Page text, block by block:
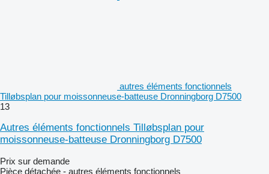
autres éléments fonctionnels
Tilløbsplan pour moissonneuse-batteuse Dronningborg D7500
13
Autres éléments fonctionnels Tilløbsplan pour
moissonneuse-batteuse Dronningborg D7500
Prix sur demande
Pièce détachée - autres éléments fonctionnels